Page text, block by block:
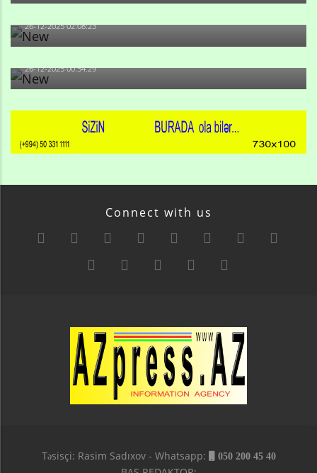
olan və...
26-12-2025 02:08:23
-Ay qız, sən məhkəməni udmayacaqsan... Sən bilirsən
də, məni...
26-12-2025 00:54:29
Connect with us
Təsisçi: Rasim Sadıxov - Whatsapp: 050 200 45 40